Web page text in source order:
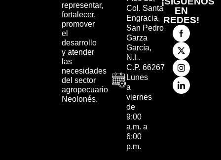
representar,
fortalecer,
promover
el
desarrollo
y atender
las
necesidades
del sector
agropecuario
Neolonés.
Col. Santa
Engracia,
San Pedro
Garza
García,
N.L.
C.P. 66267
Lunes
a
viernes
de
9:00
a.m. a
6:00
p.m.
EN
REDES!